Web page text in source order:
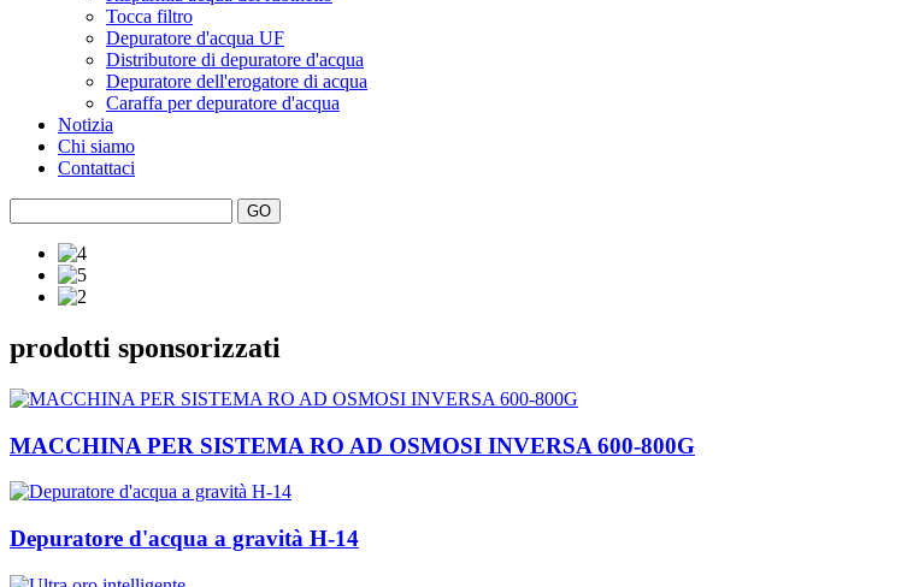
Tocca filtro
Depuratore d'acqua UF
Distributore di depuratore d'acqua
Depuratore dell'erogatore di acqua
Caraffa per depuratore d'acqua
Notizia
Chi siamo
Contattaci
prodotti sponsorizzati
MACCHINA PER SISTEMA RO AD OSMOSI INVERSA 600-800G
Depuratore d'acqua a gravità H-14